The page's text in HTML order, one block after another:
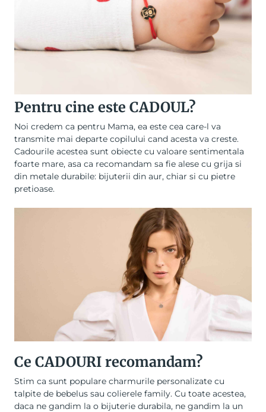
Pentru cine este CADOUL?
Noi credem ca pentru Mama, ea este cea care-l va
transmite mai departe copilului cand acesta va creste.
Cadourile acestea sunt obiecte cu valoare sentimentala
foarte mare, asa ca recomandam sa fie alese cu grija si
din metale durabile: bijuterii din aur, chiar si cu pietre
pretioase.
Ce CADOURI recomandam?
Stim ca sunt populare charmurile personalizate cu
talpite de bebelus sau colierele family. Cu toate acestea,
daca ne gandim la o bijuterie durabila, ne gandim la un